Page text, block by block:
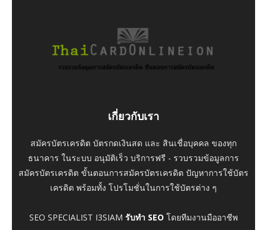
เกี่ยวกับเรา
สมัครบัตรเครดิต บัตรกดเงินสด และ สินเชื่อบุคคล ของทุก
ธนาคาร ในระบบ อนุมัติเร็ว บริการฟรี - รวบรวมข้อมูลการ
สมัครบัตรเครดิต ขั้นตอนการสมัครบัตรเครดิต ปัญหาการใช้บัตร
เครดิต พร้อมทั้ง โปรโมชั่นในการใช้บัตรต่าง ๆ
SEO SPECIALIST I3SIAM รับทำ SEO โดยทีมงานมืออาชีพ